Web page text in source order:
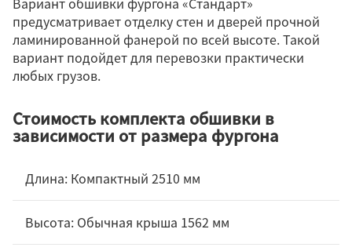
предусматривает отделку стен и дверей прочной
ламинированной фанерой по всей высоте. Такой
вариант подойдет для перевозки практически
любых грузов.
Стоимость комплекта обшивки в
зависимости от размера фургона
Компактный 2510 мм
Обычная крыша 1562 мм